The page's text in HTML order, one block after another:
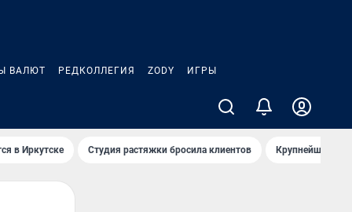
ВАЛЮТ РЕДКОЛЛЕГИЯ ZODY ИГРЫ
в Иркутске Студия растяжки бросила клиентов Крупнейшие